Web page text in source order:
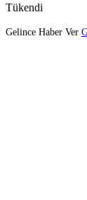
Tükendi
Gelince Haber Ver